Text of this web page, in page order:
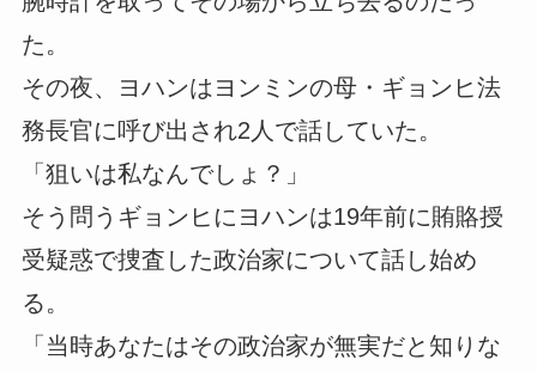
た。
その夜、ヨハンはヨンミンの母・ギョンヒ法
務長官に呼び出され2人で話していた。
「狙いは私なんでしょ？」
そう問うギョンヒにヨハンは19年前に賄賂授
受疑惑で捜査した政治家について話し始め
る。
「当時あなたはその政治家が無実だと知りな